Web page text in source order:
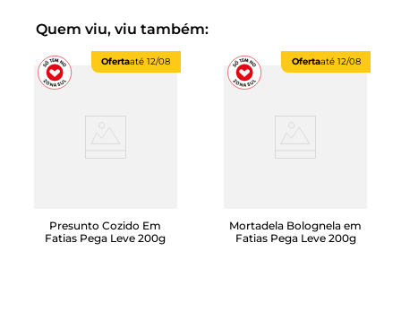
Quem viu, viu também:
Ofertaaté12/08
Presunto Cozido Em
Fatias Pega Leve 200g
Ofertaaté 12/08
Mortadela Bolognela em
Fatias Pega Leve 200g